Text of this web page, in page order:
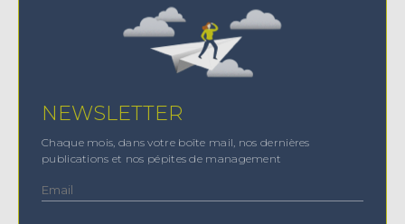
NEWSLETTER
Chaque mois, dans votre boîte mail, nos dernières
publications et nos pépites de management